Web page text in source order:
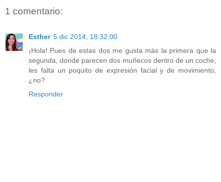
1 comentario:
Esther 5 dic 2014, 18:32:00
¡Hola! Pues de estas dos me gusta más la primera que la
segunda, donde parecen dos muñecos dentro de un coche,
les falta un poquito de expresión facial y de movimiento,
¿no?
Responder